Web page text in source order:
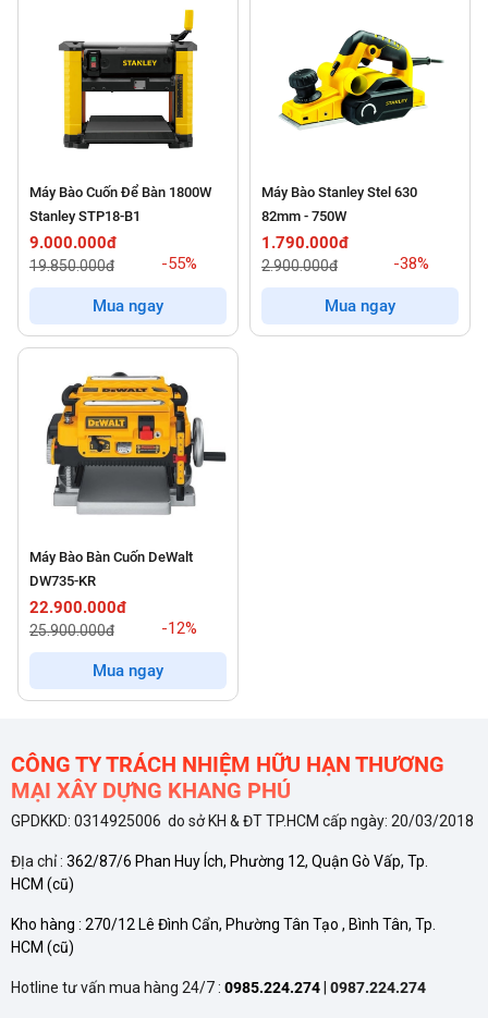
Máy Bào Cuốn Để Bàn 1800W
Stanley STP18-B1
9.000.000đ
19.850.000đ -55%
Mua ngay
Máy Bào Stanley Stel 630
82mm - 750W
1.790.000đ
2.900.000đ -38%
Mua ngay
Máy Bào Bàn Cuốn DeWalt
DW735-KR
22.900.000đ
25.900.000đ -12%
Mua ngay
CÔNG TY TRÁCH NHIỆM HỮU HẠN THƯƠNG
MẠI XÂY DỰNG KHANG PHÚ
GPDKKD: 0314925006 do sở KH & ĐT TP.HCM cấp ngày: 20/03/2018
ĐỊa chỉ : 362/87/6 Phan Huy Ích, Phường 12, Quận Gò Vấp, Tp.
HCM (cũ)
Kho hàng : 270/12 Lê Đình Cẩn, Phường Tân Tạo , Bình Tân, Tp.
HCM (cũ)
Hotline tư vấn mua hàng 24/7 : 0985.224.274 0987.224.274